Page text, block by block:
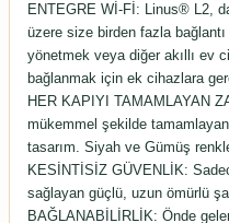
ENTEGRE Wİ-Fİ: Linus® L2,
üzere size birden fazla
yönetmek veya diğer akıllı ev
bağlanmak için ek cihazlara
HER KAPIYI TAMAMLAYAN
mükemmel şekilde
tasarım. Siyah ve Gümüş
KESİNTİSİZ GÜVENLİK:
sağlayan güçlü, uzun ömürlü
BAĞLANABİLİRLİK: Önde